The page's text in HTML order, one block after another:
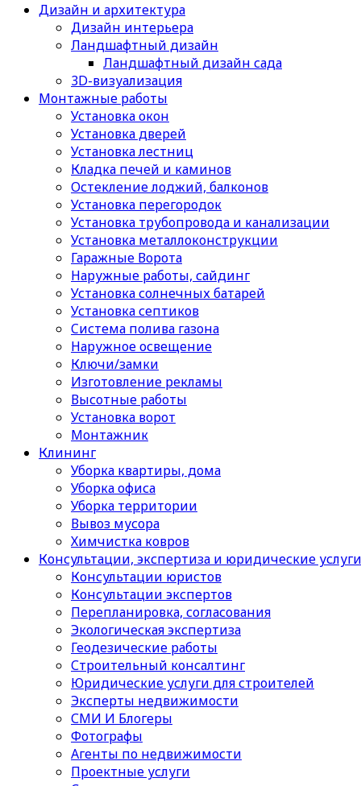
Дизайн и архитектура
Дизайн интерьера
Ландшафтный дизайн
Ландшафтный дизайн сада
3D-визуализация
Монтажные работы
Установка окон
Установка дверей
Установка лестниц
Кладка печей и каминов
Остекление лоджий, балконов
Установка перегородок
Установка трубопровода и канализации
Установка металлоконструкции
Гаражные Ворота
Наружные работы, сайдинг
Установка солнечных батарей
Установка септиков
Cистема полива газона
Наружное освещение
Ключи/замки
Изготовление рекламы
Высотные работы
Установка ворот
Монтажник
Клининг
Уборка квартиры, дома
Уборка офиса
Уборка территории
Вывоз мусора
Химчистка ковров
Консультации, экспертиза и юридические услуги
Консультации юристов
Консультации экспертов
Перепланировка, согласования
Экологическая экспертиза
Геодезические работы
Строительный консалтинг
Юридические услуги для строителей
Эксперты недвижимости
СМИ И Блогеры
Фотографы
Агенты по недвижимости
Проектные услуги